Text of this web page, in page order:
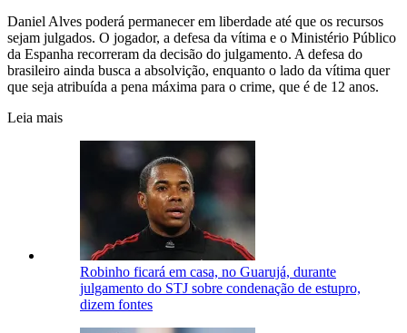
Daniel Alves poderá permanecer em liberdade até que os recursos
sejam julgados. O jogador, a defesa da vítima e o Ministério Público
da Espanha recorreram da decisão do julgamento. A defesa do
brasileiro ainda busca a absolvição, enquanto o lado da vítima quer
que seja atribuída a pena máxima para o crime, que é de 12 anos.
Leia mais
Robinho ficará em casa, no Guarujá, durante
julgamento do STJ sobre condenação de estupro,
dizem fontes